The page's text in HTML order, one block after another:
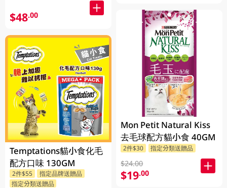
$48.00
Temptations貓小食化毛
配方口味 130GM
2件$55
指定品牌送贈品
指定分類送贈品
Mon Petit Natural Kiss
去毛球配方貓小食 40GM
2件$30 指定分類送贈品
$24.00
$19.00